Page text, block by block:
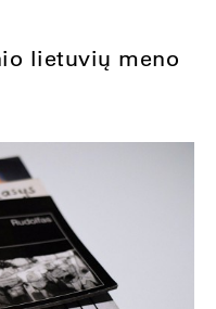
lietuvių meno